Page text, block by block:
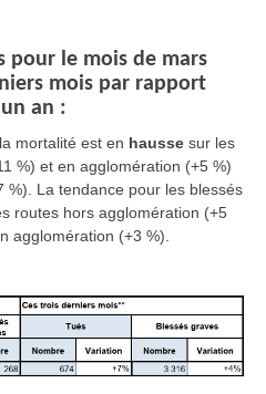
pour le mois de mars
mois par rapport
an :
mortalité est en hausse sur les
%) et en agglomération (+5 %)
%). La tendance pour les blessés
routes hors agglomération (+5
agglomération (+3 %).